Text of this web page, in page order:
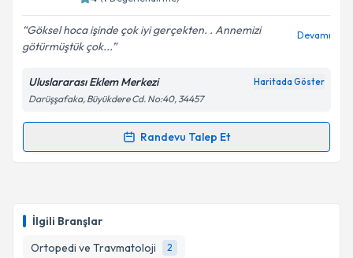
İlgili Branşlar
Ortopedi ve Travmatoloji
2
Göksel hoca işinde çok iyi gerçekten. . Annemizi
götürmüştük çok...
Devamı
Uluslararası Eklem Merkezi Haritada Göster
Darüşşafaka, Büyükdere Cd. No:40, 34457
Randevu Talep Et
Randevu Takvimi Talebi
takvim hazırlandığında e-posta ile bilgilendireceğiz.